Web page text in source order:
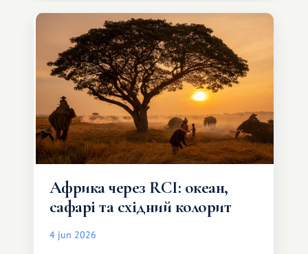
особливе. Не обов'язково масштабне,
але тепле і незабутнє :)
Африка через RCI: океан,
сафарі та східний колорит
4 jun 2026